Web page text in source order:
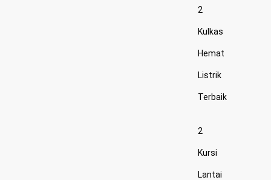
2
Kulkas
Hemat
Listrik
Terbaik
2
Kursi
Lantai